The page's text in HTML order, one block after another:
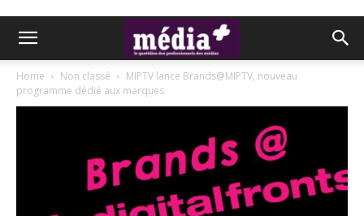
Home Non classé
MIPTV lance Brands@MIPTV, nouveau
programme dédié aux marques